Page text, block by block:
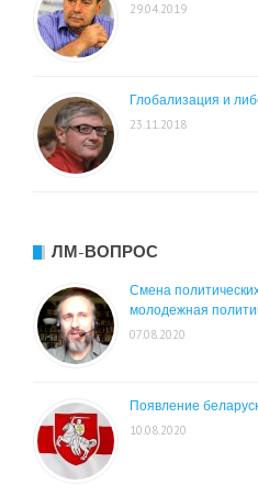
29.04.2019
Глобализация и
23.11.2018
ЛМ-ВОПРОС
Смена
молодежная
07.08.2020
Появление
10.08.2020